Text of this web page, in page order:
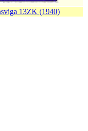
13ZK (1940)